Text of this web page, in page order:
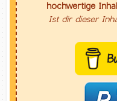
hochwertige
Ist dir dieser